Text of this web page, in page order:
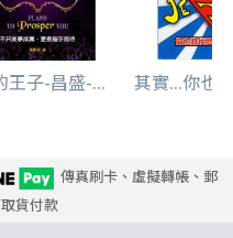
王子-昌盛-... 其實...你也
傳真刷卡、虛擬轉帳、郵
貨付款